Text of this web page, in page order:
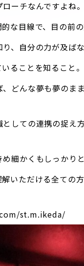
ーチなんですよね。
な目線で、目の前
、自分の力が及ば
ることを知ること。
どんな夢も夢のま
しての連携の捉え
細かくもしっかり
いただける全ての
st.m.ikeda/